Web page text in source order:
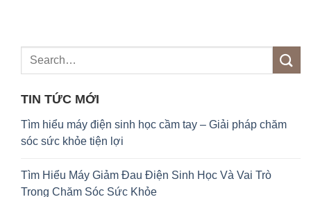
TIN TỨC MỚI
Tìm hiểu máy điện sinh học cầm tay – Giải pháp chăm
sóc sức khỏe tiện lợi
Tìm Hiểu Máy Giảm Đau Điện Sinh Học Và Vai Trò
Trong Chăm Sóc Sức Khỏe